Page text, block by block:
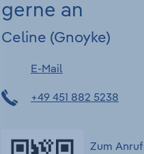
gerne an
Celine (Gnoyke)
E-Mail
+49 451 882 5238
Zum